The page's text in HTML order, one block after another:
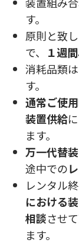
す。
原則と致
で、
１週
消耗品類
す。
通常ご使
装置供給
ます。
万一代替
途中での
レンタル
における
相談させ
ます。